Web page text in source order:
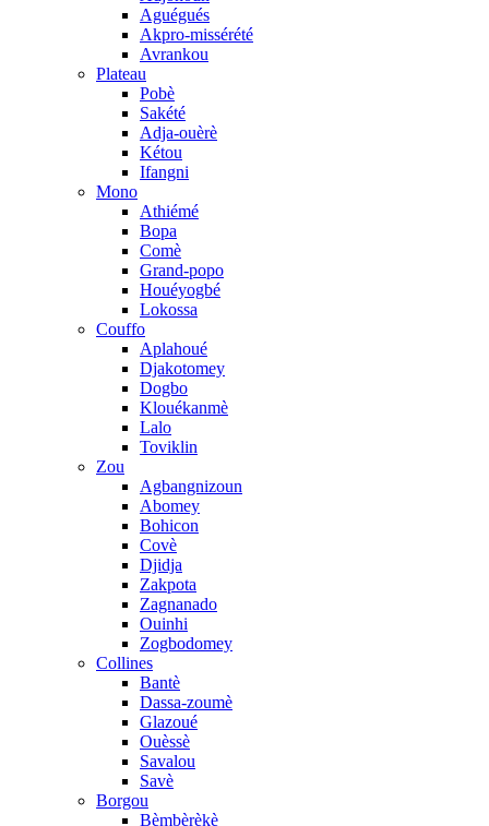
Aguégués
Akpro-missérété
Avrankou
Plateau
Pobè
Sakété
Adja-ouèrè
Kétou
Ifangni
Mono
Athiémé
Bopa
Comè
Grand-popo
Houéyogbé
Lokossa
Couffo
Aplahoué
Djakotomey
Dogbo
Klouékanmè
Lalo
Toviklin
Zou
Agbangnizoun
Abomey
Bohicon
Covè
Djidja
Zakpota
Zagnanado
Ouinhi
Zogbodomey
Collines
Bantè
Dassa-zoumè
Glazoué
Ouèssè
Savalou
Savè
Borgou
Bèmbèrèkè